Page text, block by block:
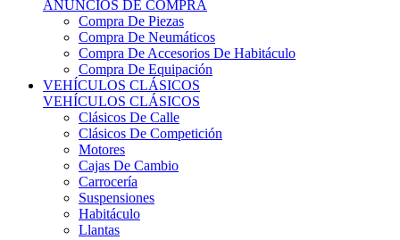
ANUNCIOS DE COMPRA
Compra De Competición
Compra De Calle
Compra De Piezas
KARTING
KARTING
Karts Completos Alevín
Karts Completos Cadete
Karts Completos Junior
Karts Completos Senior
Superkart
Karts Completos Hobbye
Remolques
PIEZAS Y EQUIPACIONES